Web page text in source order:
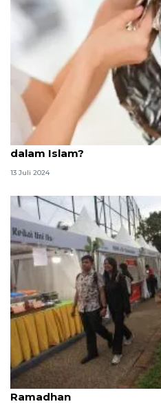
Kenapa semir dan cat
dalam Islam?
13 Juli 2024
Arti kata "mokel" istilah
Ramadhan